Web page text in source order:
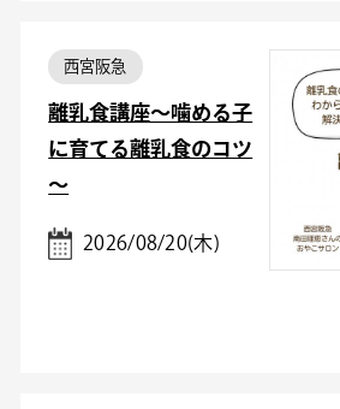
西宮阪急
離乳食講座～噛める子
に育てる離乳食のコツ
～
2026/08/20(木)